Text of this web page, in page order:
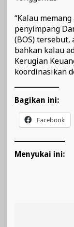
“Kalau
penyimpang
(BOS)
bahkan kalau
Kerugian
koordinasikan
Bagikan ini:
Facebook
Menyukai ini: